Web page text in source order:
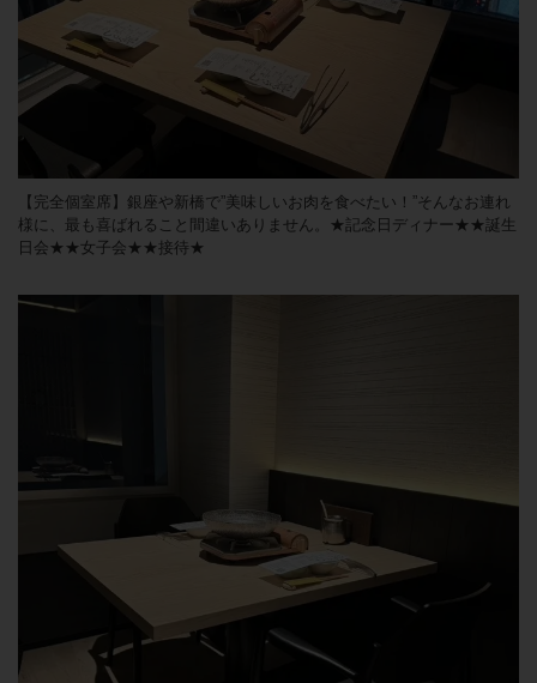
【完全個室席】銀座や新橋で”美味しいお肉を食べたい！”そんなお連れ
様に、最も喜ばれること間違いありません。★記念日ディナー★★誕生
日会★★女子会★★接待★